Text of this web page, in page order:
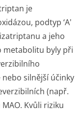
je
podtyp ‘A'
a jeho
metabolitu byly při
silnější účinky
(např.
Kvůli riziku